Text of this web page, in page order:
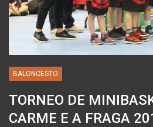
BALONCESTO
TORNEO DE
CARME E A FRAGA